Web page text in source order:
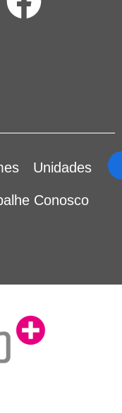
Unidades
Conosco